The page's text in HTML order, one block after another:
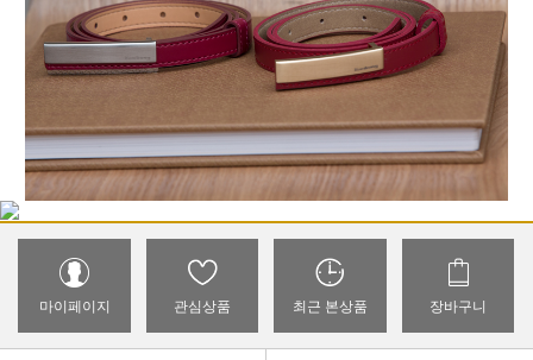
마이페이지 관심상품 최근 본상품 장바구니